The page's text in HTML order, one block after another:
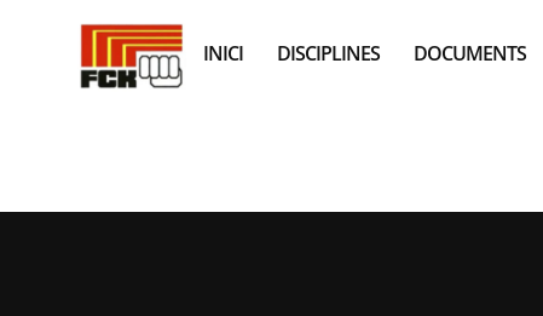
INICI DISCIPLINES DOCUMENTS